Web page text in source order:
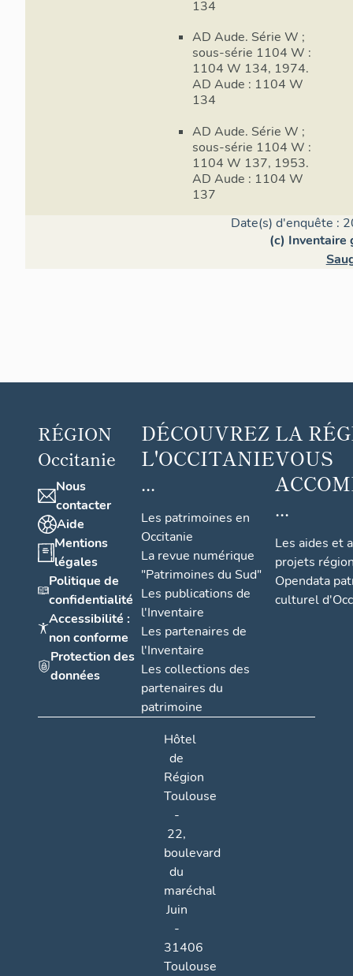
134
AD Aude. Série W ;
sous-série 1104 W :
1104 W 134, 1974.
AD Aude : 1104 W
134
AD Aude. Série W ;
sous-série 1104 W :
1104 W 137, 1953.
AD Aude : 1104 W
137
Date(s) d'enquête :
(c) Inventaire
RÉGION
Occitanie
Nous
contacter
Aide
Mentions
légales
Politique de
confidentialité
Accessibilité :
non conforme
Protection des
données
DÉCOUVREZ
L'OCCITANIE
...
Les patrimoines en
Occitanie
La revue numérique
"Patrimoines du Sud"
Les publications de
l'Inventaire
Les partenaires de
l'Inventaire
Les collections des
partenaires du
patrimoine
LA
VOUS
...
Les aides et
projets
Opendata
culturel
Hôtel
de
Région
Toulouse
-
22,
boulevard
du
maréchal
Juin
-
31406
Toulouse